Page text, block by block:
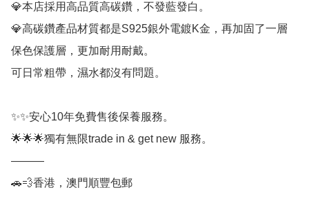
💎本店採用高品質高碳鑽，不發藍發白。
💎高碳鑽產品材質都是S925銀外電鍍K金，再加固了一層
保色保護層，更加耐用耐戴。
可日常粗帶，濕水都沒有問題。
✨✨安心10年免費售後保養服務。
🌟🌟🌟獨有無限trade in & get new 服務。
———
🚗💨香港，澳門順豐包郵